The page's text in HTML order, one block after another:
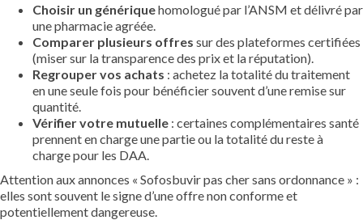
Choisir un génériquehomologué par l’ANSM et délivré par
une pharmacie agréée.
Comparer plusieurs offres sur des plateformes certifiées
(miser sur la transparence des prix et la réputation).
Regrouper vos achats : achetez la totalité du traitement
en une seule fois pour bénéficier souvent d’une remise sur
quantité.
Vérifier votre mutuelle : certaines complémentaires santé
prennent en charge une partie ou la totalité du reste à
charge pour les DAA.
Attention aux annonces « Sofosbuvir pas cher sans ordonnance » :
elles sont souvent le signe d’une offre non conforme et
potentiellement dangereuse.